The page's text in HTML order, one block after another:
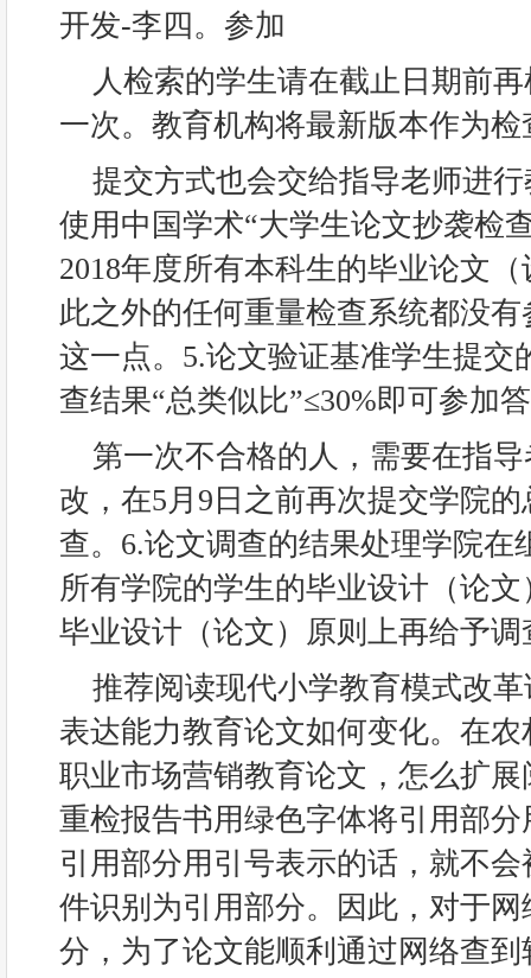
开发-李四。参加
人检索的学生请在截止日期前
一次。教育机构将最新版本作为检
提交方式也会交给指导老师进
使用中国学术“大学生论文抄袭检
2018年度所有本科生的毕业论文
此之外的任何重量检查系统都没
这一点。5.论文验证基准学生提交
查结果“总类似比”≤30%即可参加
第一次不合格的人，需要在指
改，在5月9日之前再次提交学院
查。6.论文调查的结果处理学院在
所有学院的学生的毕业设计（论
毕业设计（论文）原则上再给予
推荐阅读现代小学教育模式改
表达能力教育论文如何变化。在
职业市场营销教育论文，怎么扩
重检报告书用绿色字体将引用部
引用部分用引号表示的话，就不
件识别为引用部分。因此，对于
分，为了论文能顺利通过网络查